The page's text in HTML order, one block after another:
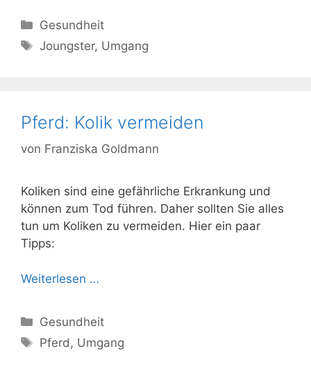
Kategorien
Gesundheit
Schlagwörter
Joungster, Umgang
Pferd: Kolik vermeiden
von Franziska Goldmann
Koliken sind eine gefährliche Erkrankung und
können zum Tod führen. Daher sollten Sie alles
tun um Koliken zu vermeiden. Hier ein paar
Tipps:
Weiterlesen …
Kategorien
Gesundheit
Schlagwörter
Pferd , Umgang